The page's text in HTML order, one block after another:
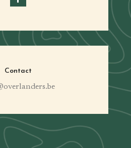
Contact